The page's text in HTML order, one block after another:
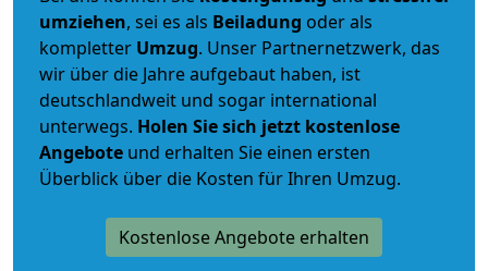
umziehen, sei es als Beiladung oder als
kompletter Umzug. Unser Partnernetzwerk, das
wir über die Jahre aufgebaut haben, ist
deutschlandweit und sogar international
unterwegs. Holen Sie sich jetzt kostenlose
Angebote und erhalten Sie einen ersten
Überblick über die Kosten für Ihren Umzug.
Kostenlose Angebote erhalten